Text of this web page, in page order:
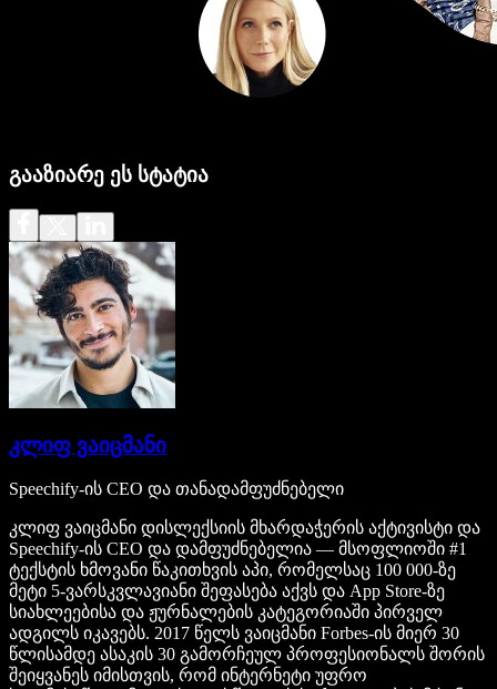
გააზიარე ეს სტატია
კლიფ ვაიცმანი
Speechify-ის CEO და თანადამფუძნებელი
კლიფ ვაიცმანი დისლექსიის მხარდაჭერის აქტივისტი და
Speechify-ის CEO და დამფუძნებელია — მსოფლიოში #1
ტექსტის ხმოვანი წაკითხვის აპი, რომელსაც 100 000-ზე
მეტი 5-ვარსკვლავიანი შეფასება აქვს და App Store-ზე
სიახლეებისა და ჟურნალების კატეგორიაში პირველ
ადგილს იკავებს. 2017 წელს ვაიცმანი Forbes-ის მიერ 30
წლისამდე ასაკის 30 გამორჩეულ პროფესიონალს შორის
შეიყვანეს იმისთვის, რომ ინტერნეტი უფრო